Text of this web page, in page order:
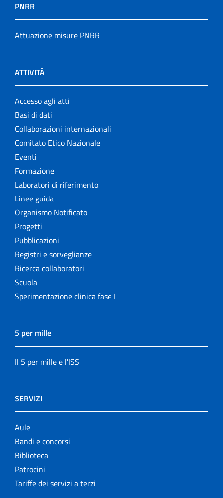
PNRR
Attuazione misure PNRR
ATTIVITÀ
Accesso agli atti
Basi di dati
Collaborazioni internazionali
Comitato Etico Nazionale
Eventi
Formazione
Laboratori di riferimento
Linee guida
Organismo Notificato
Progetti
Pubblicazioni
Registri e sorveglianze
Ricerca collaboratori
Scuola
Sperimentazione clinica fase I
5 per mille
Il 5 per mille e l'ISS
SERVIZI
Aule
Bandi e concorsi
Biblioteca
Patrocini
Tariffe dei servizi a terzi